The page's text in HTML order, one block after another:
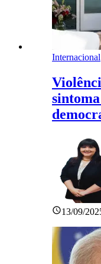
Internacional
13/09/